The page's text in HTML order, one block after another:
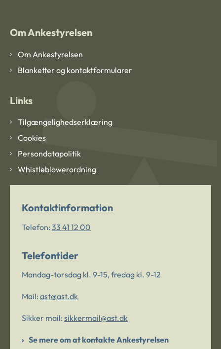
Om Ankestyrelsen
Om Ankestyrelsen
Blanketter og kontaktformularer
Links
Tilgængelighedserklæring
Cookies
Persondatapolitik
Whistleblowerordning
Kontaktinformation
Telefon: 33 41 12 00
Telefontider
Mandag-torsdag kl. 9-15, fredag kl. 9-12
Mail: ast@ast.dk
Sikker mail: sikkermail@ast.dk
Se mere om at kontakte Ankestyrelsen